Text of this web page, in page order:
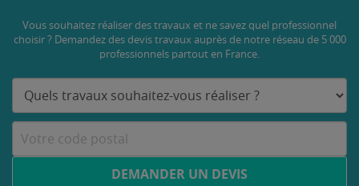
Vous souhaitez réaliser des travaux et ne savez quel professionnel
choisir ? Demandez des devis travaux auprès de notre réseau de 5 000
professionnels partout en France.
DEMANDER UN DEVIS